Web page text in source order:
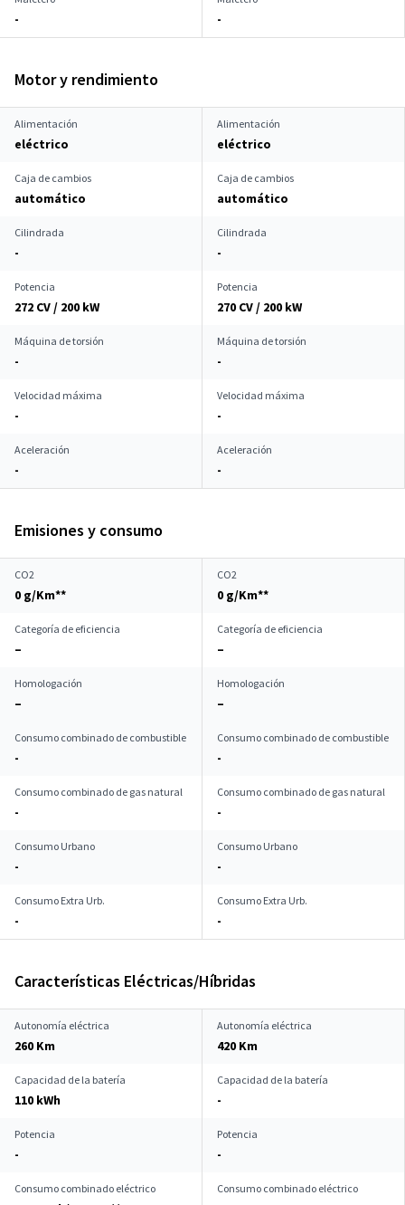
- -
Motor y rendimiento
Alimentación
eléctrico
Alimentación
eléctrico
Caja de cambios
automático
Caja de cambios
automático
Cilindrada
-
Cilindrada
-
Potencia
272 CV / 200 kW
Potencia
270 CV / 200 kW
Máquina de torsión
-
Máquina de torsión
-
Velocidad máxima
-
Velocidad máxima
-
Aceleración
-
Aceleración
-
Emisiones y consumo
CO2
0 g/Km**
CO2
0 g/Km**
Categoría de eficiencia
–
Categoría de eficiencia
–
Homologación
–
Homologación
–
Consumo combinado de combustible
-
Consumo combinado de combustible
-
Consumo combinado de gas natural
-
Consumo combinado de gas natural
-
Consumo Urbano
-
Consumo Urbano
-
Consumo Extra Urb.
-
Consumo Extra Urb.
-
Características Eléctricas/Híbridas
Autonomía eléctrica
260 Km
Autonomía eléctrica
420 Km
Capacidad de la batería
110 kWh
Capacidad de la batería
-
Potencia
-
Potencia
-
Consumo combinado eléctrico Consumo combinado eléctrico